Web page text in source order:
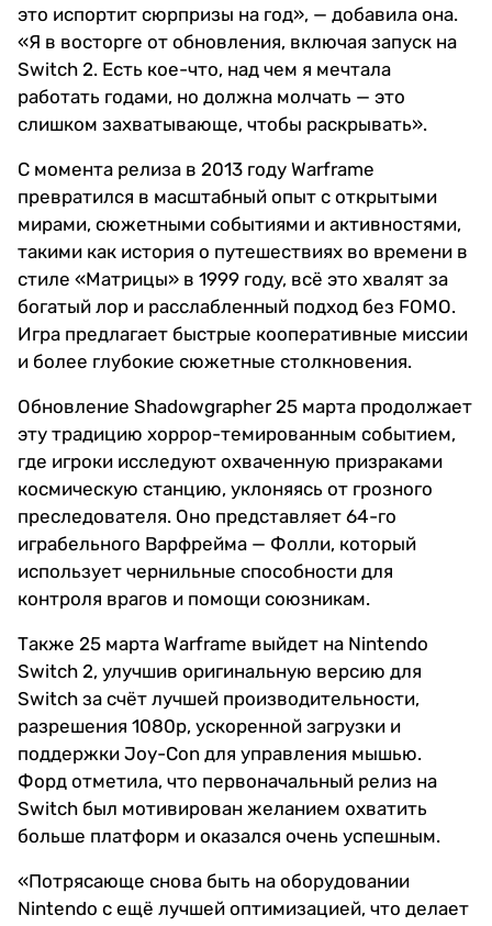
это испортит сюрпризы на год», — добавила она.
«Я в восторге от обновления, включая запуск на
Switch 2. Есть кое-что, над чем я мечтала
работать годами, но должна молчать — это
слишком захватывающе, чтобы раскрывать».
С момента релиза в 2013 году Warframe
превратился в масштабный опыт с открытыми
мирами, сюжетными событиями и активностями,
такими как история о путешествиях во времени в
стиле «Матрицы» в 1999 году, всё это хвалят за
богатый лор и расслабленный подход без FOMO.
Игра предлагает быстрые кооперативные миссии
и более глубокие сюжетные столкновения.
Обновление Shadowgrapher 25 марта продолжает
эту традицию хоррор-темированным событием,
где игроки исследуют охваченную призраками
космическую станцию, уклоняясь от грозного
преследователя. Оно представляет 64-го
играбельного Варфрейма — Фолли, который
использует чернильные способности для
контроля врагов и помощи союзникам.
Также 25 марта Warframe выйдет на Nintendo
Switch 2, улучшив оригинальную версию для
Switch за счёт лучшей производительности,
разрешения 1080p, ускоренной загрузки и
поддержки Joy-Con для управления мышью.
Форд отметила, что первоначальный релиз на
Switch был мотивирован желанием охватить
больше платформ и оказался очень успешным.
«Потрясающе снова быть на оборудовании
Nintendo с ещё лучшей оптимизацией, что делает